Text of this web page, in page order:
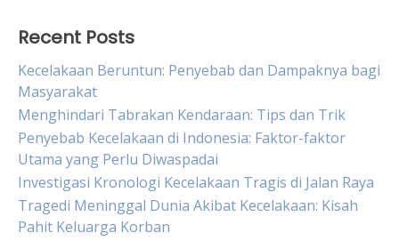
Recent Posts
Kecelakaan Beruntun: Penyebab dan Dampaknya bagi
Masyarakat
Menghindari Tabrakan Kendaraan: Tips dan Trik
Penyebab Kecelakaan di Indonesia: Faktor-faktor
Utama yang Perlu Diwaspadai
Investigasi Kronologi Kecelakaan Tragis di Jalan Raya
Tragedi Meninggal Dunia Akibat Kecelakaan: Kisah
Pahit Keluarga Korban